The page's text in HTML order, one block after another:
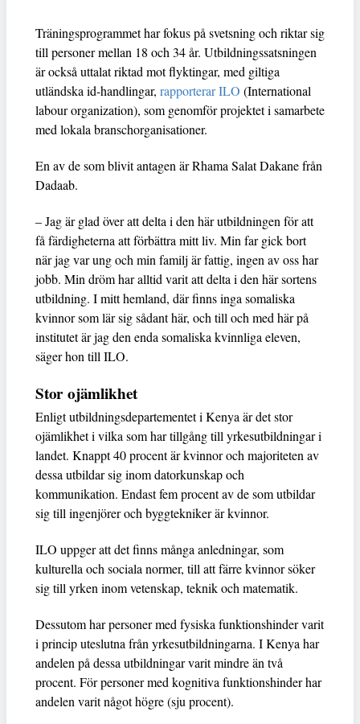
Träningsprogrammet har fokus på svetsning och riktar sig
till personer mellan 18 och 34 år. Utbildningssatsningen
är också uttalat riktad mot flyktingar, med giltiga
utländska id-handlingar, rapporterar ILO (International
labour organization), som genomför projektet i samarbete
med lokala branschorganisationer.
En av de som blivit antagen är Rhama Salat Dakane från
Dadaab.
– Jag är glad över att delta i den här utbildningen för att
få färdigheterna att förbättra mitt liv. Min far gick bort
när jag var ung och min familj är fattig, ingen av oss har
jobb. Min dröm har alltid varit att delta i den här sortens
utbildning. I mitt hemland, där finns inga somaliska
kvinnor som lär sig sådant här, och till och med här på
institutet är jag den enda somaliska kvinnliga eleven,
säger hon till ILO.
Stor ojämlikhet
Enligt utbildningsdepartementet i Kenya är det stor
ojämlikhet i vilka som har tillgång till yrkesutbildningar i
landet. Knappt 40 procent är kvinnor och majoriteten av
dessa utbildar sig inom datorkunskap och
kommunikation. Endast fem procent av de som utbildar
sig till ingenjörer och byggtekniker är kvinnor.
ILO uppger att det finns många anledningar, som
kulturella och sociala normer, till att färre kvinnor söker
sig till yrken inom vetenskap, teknik och matematik.
Dessutom har personer med fysiska funktionshinder varit
i princip uteslutna från yrkesutbildningarna. I Kenya har
andelen på dessa utbildningar varit mindre än två
procent. För personer med kognitiva funktionshinder har
andelen varit något högre (sju procent).